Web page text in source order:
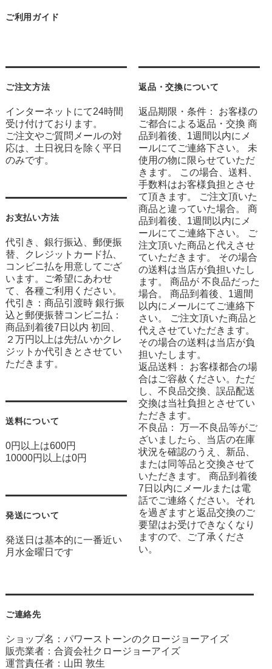
ご利用ガイド
ご注文方法
インターネットにて24時間
受け付けております。
ご注文やご質問メールの対
応は、土日祝日を除く平日
のみです。
お支払い方法
代引き、銀行振込、郵便振
替、クレジットカード払、
コンビニ払を用意してござ
います。ご希望にあわせ
て、各種ご利用ください。
代引き：商品引渡時 銀行振
込と郵便振替コンビニ払：
商品到着後7日以内 初回、
２万円以上は先払いかクレ
ジットか代引きとさせてい
ただきます。
送料について
0円以上は600円
10000円以上は0円
発送について
発送日は基本的に一番近い
月水金曜日です
返品・交換について
返品期限・条件： お客様の
ご都合による返品・交換 商
品到着後、1週間以内にメ
ールにてご連絡下さい。 未
使用の物に限らせていただ
きます。 この場合、送料、
手数料はお客様負担とさせ
て頂きます。 ご注文頂いた
商品と違っていた場合。 商
品到着後、1週間以内にメ
ールにてご連絡下さい。 ご
注文頂いた商品と代えさせ
ていただきます。 その場合
の送料は当店が負担いたし
ます。 商品が 不良品だった
場合。 商品到着後、1週間
以内にメールにてご連絡下
さい。 ご注文頂いた商品と
代えさせていただきます。
その場合の送料は当店が負
担いたします。
返品送料： お客様都合の場
合はご容赦ください。ただ
し、不良品交換、誤品配送
交換は当社負担とさせてい
ただきます。
不良品： 万一不良品等がご
ざいましたら、当店の在庫
状況を確認のうえ、新品、
または同等品と交換させて
いただきます。 商品到着後
7日以内にメールまたは電
話でご連絡ください。それ
を過ぎますと返品交換のご
要望はお受けできなくなり
ますので、ご了承くださ
い。
ご連絡先
ショップ名：パワーストーンのクロージョーアイズ
販売業者：合資会社クロージョーアイズ
運営責任者：山田 敦生